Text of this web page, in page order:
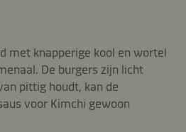
met knapperige kool en wortel
De burgers zijn licht
pittig houdt, kan de
voor Kimchi gewoon